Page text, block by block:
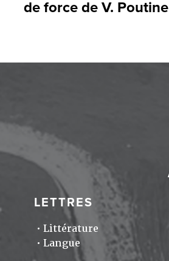
de force de V. Poutine
LETTRES
Littérature
Langue